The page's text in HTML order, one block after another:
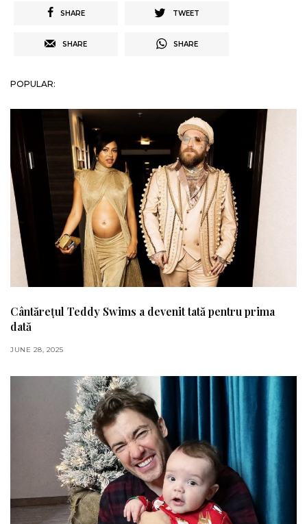
SHARE TWEET
SHARE SHARE
POPULAR:
Cântărețul Teddy Swims a devenit tată pentru prima
dată
JUNE 28, 2025